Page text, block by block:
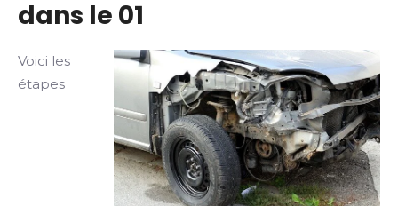
dans le 01
Voici les
étapes